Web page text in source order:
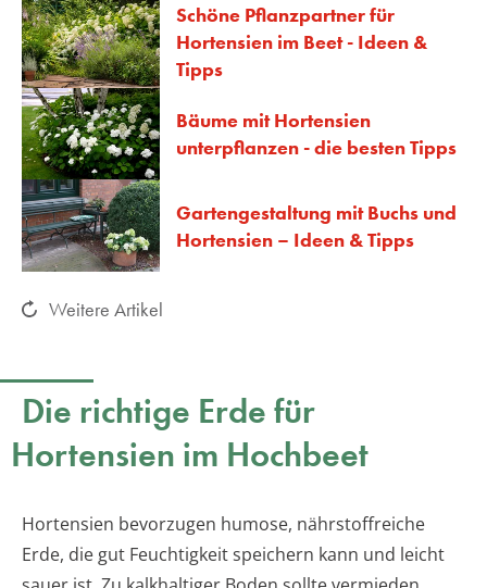
Schöne Pflanzpartner für
Hortensien im Beet - Ideen &
Tipps
Bäume mit Hortensien
unterpflanzen - die besten Tipps
Gartengestaltung mit Buchs und
Hortensien – Ideen & Tipps
Weitere Artikel
Die richtige Erde für
Hortensien im Hochbeet
Hortensien bevorzugen humose, nährstoffreiche
Erde, die gut Feuchtigkeit speichern kann und leicht